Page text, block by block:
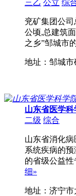
三乙 公立 综
兖矿集团公
公顷,总建筑
之乡”邹城市
地址：邹城市
山东省医学
二级 综合
山东省消化
系统疾病的
的省级公益
细»
地址：济宁市